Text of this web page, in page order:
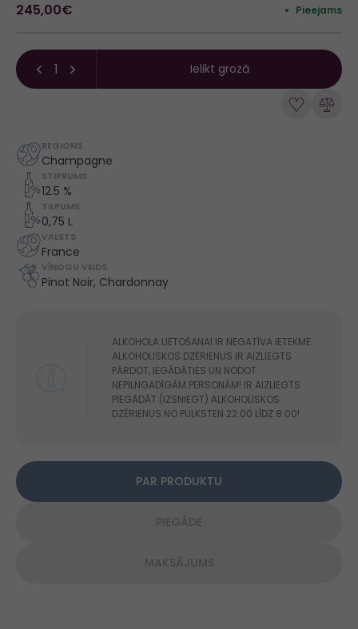
245,00€ Pieejams
Ielikt grozā
REGIONS
Champagne
STIPRUMS
12.5 %
TILPUMS
0,75 L
VALSTS
France
VĪNOGU VEIDS
Pinot Noir, Chardonnay
ALKOHOLA LIETOŠANAI IR NEGATĪVA IETEKME.
ALKOHOLISKOS DZĒRIENUS IR AIZLIEGTS
PĀRDOT, IEGĀDĀTIES UN NODOT
NEPILNGADĪGĀM PERSONĀM! IR AIZLIEGTS
PIEGĀDĀT (IZSNIEGT) ALKOHOLISKOS
DZĒRIENUS NO PULKSTEN 22:00 LĪDZ 8:00!
PAR PRODUKTU